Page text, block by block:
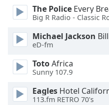
dialog
window.
cancel
and
close
window.
The Police Every
Big R Radio - Classic
Michael Jackson
eD-fm
TotoAfrica
Sunny 107.9
Eagles Hotel
113.fm RETRO 70's